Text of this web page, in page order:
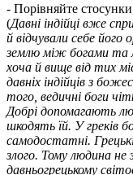
- Порівняйте стосунки
(Давні індійці вже
й відчували себе його
землю між богами та
хоча й вище від тих
давніх індійців з
того, ведичні боги
Добрі допомагають
шкодять їй. У греків
самодостатні.
злого. Тому людина не
давньогрецькому